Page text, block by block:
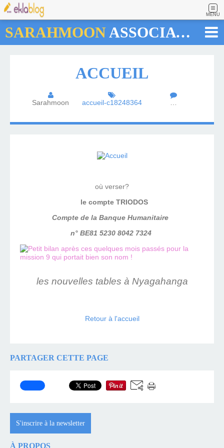
MENU
SARAHMOON ASSOCIATION
ACCUEIL
Sarahmoon accueil-c18248364 …
où verser?
le compte TRIODOS
Compte de la Banque Humanitaire
n° BE81 5230 8042 7324
les nouvelles tables à Nyagahanga
Retour à l'accueil
PARTAGER CETTE PAGE
S'inscrire à la newsletter
À PROPOS